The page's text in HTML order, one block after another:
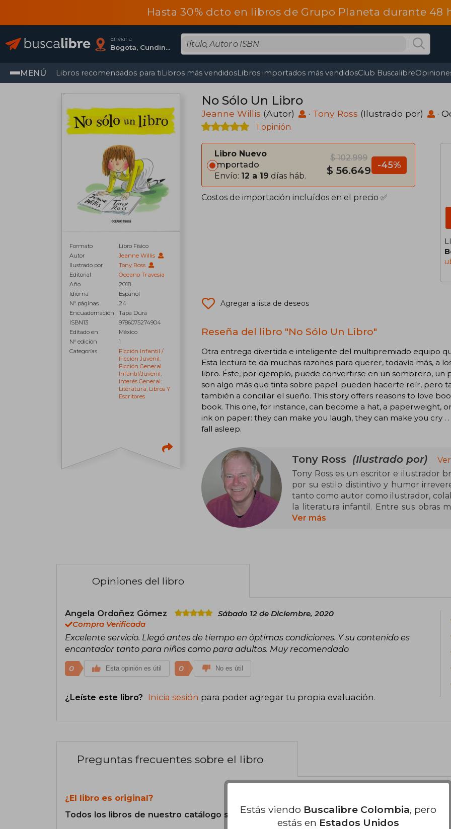
Hasta 30% dcto en libros de Grupo Planeta durante 48
Enviar a
Bogota, Cundinamarca
MENÚ Libros recomendados para tiLibros más vendidosLibros importados más vendidosClub Buscalibre
Formato
Libro Físico
Autor
Jeanne Willis
Ilustrado por
Tony Ross
Editorial
Oceano Travesia
Año
2018
Idioma
Español
N° páginas
24
Encuadernación
Tapa Dura
ISBN13
9786075274904
Editado en
México
N° edición
1
Categorías
Ficción Infantil /
Ficción Juvenil:
Ficción General
Infantil/juvenil,
Interés General:
Literatura, Libros Y
Escritores
No Sólo Un Libro
Jeanne Willis (Autor) · Tony Ross (Ilustrado por) ·
1 opinión
Libro Nuevo
Importado
Envío: 12 a 19 días háb.
$ 102.999
$ 56.649 -45%
Costos de importación incluídos en el precio ✅
Agregar a lista de deseos
Reseña del libro "No Sólo Un Libro"
Otra entrega divertida e inteligente del multipremiado equipo
Esta lectura te da muchas razones para querer, todavía más, a
libro. Éste, por ejemplo, puede convertirse en un sombrero, un
son algo más que tinta sobre papel: pueden hacerte reír, pero
también a conciliar el sueño. This story offers reasons to love
book. This one, for instance, can become a hat, a paperweight,
ink on paper: they can make you laugh, they can make you cry .
fall asleep.
Tony Ross (Ilustrado por)
Tony Ross es un escritor e ilustrador
por su estilo distintivo y humor
tanto como autor como ilustrador,
la literatura infantil. Entre sus obras
pequeña princesa, iniciada con ¡Quiero
historias que siguen cautivando a
Ver más
Opiniones del libro
Angela Ordoñez Gómez
Sábado 12 de Diciembre, 2020
Compra Verificada
Excelente servicio. Llegó antes de tiempo en óptimas condiciones. Y su contenido es
encantador tanto para niños como para adultos. Muy recomendado
0 Esta opinión es útil 0 No es útil
¿Leíste este libro? Inicia sesión para poder agregar tu propia evaluación.
Preguntas frecuentes sobre el libro
¿El libro es original?
Todos los libros de nuestro catálogo son Originales.
Estás viendo Buscalibre Colombia, pero
estás en Estados Unidos